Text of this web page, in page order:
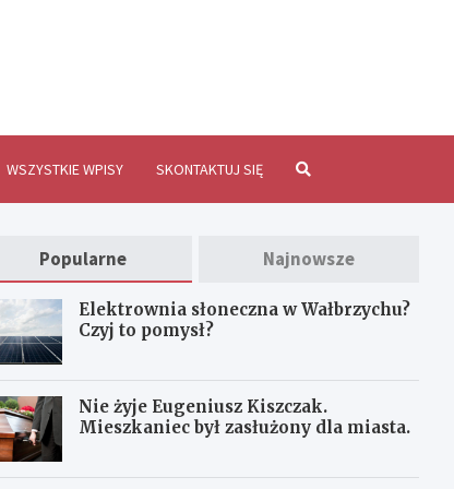
WSZYSTKIE WPISY SKONTAKTUJ SIĘ
Popularne Najnowsze
Elektrownia słoneczna w Wałbrzychu?
Czyj to pomysł?
Nie żyje Eugeniusz Kiszczak.
Mieszkaniec był zasłużony dla miasta.